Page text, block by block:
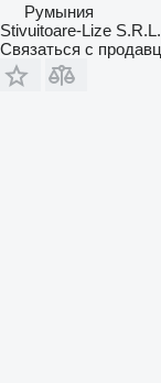
Румыния
Stivuitoare-Lize S.R.L.
Связаться с